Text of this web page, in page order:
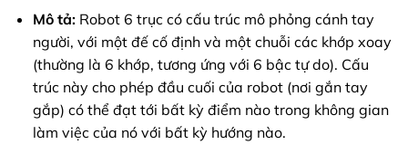
Mô tả:Robot 6 trục có cấu trúc mô phỏng cánh tay
người, với một đế cố định và một chuỗi các khớp xoay
(thường là 6 khớp, tương ứng với 6 bậc tự do). Cấu
trúc này cho phép đầu cuối của robot (nơi gắn tay
gắp) có thể đạt tới bất kỳ điểm nào trong không gian
làm việc của nó với bất kỳ hướng nào.